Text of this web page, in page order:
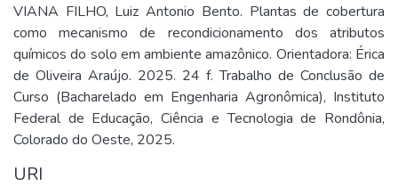
VIANA FILHO, Luiz Antonio Bento. Plantas de cobertura
como mecanismo de recondicionamento dos atributos
químicos do solo em ambiente amazônico. Orientadora: Érica
de Oliveira Araújo. 2025. 24 f. Trabalho de Conclusão de
Curso (Bacharelado em Engenharia Agronômica), Instituto
Federal de Educação, Ciência e Tecnologia de Rondônia,
Colorado do Oeste, 2025.
URI